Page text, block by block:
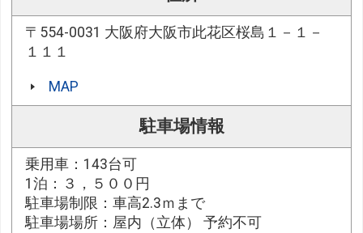
〒554-0031 大阪府大阪市此花区桜島１－１－
１１１
MAP
駐車場情報
乗用車：143台可
1泊：３，５００円
駐車場制限：車高2.3ｍまで
駐車場場所：屋内（立体） 予約不可